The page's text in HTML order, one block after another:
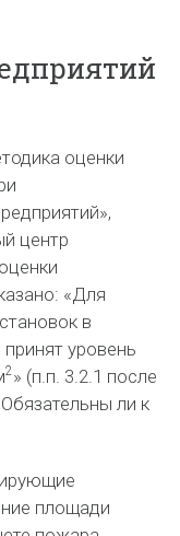
оценки
центр
«Для
в
уровень
2» (п.п. 3.2.1 после
ли к
площади